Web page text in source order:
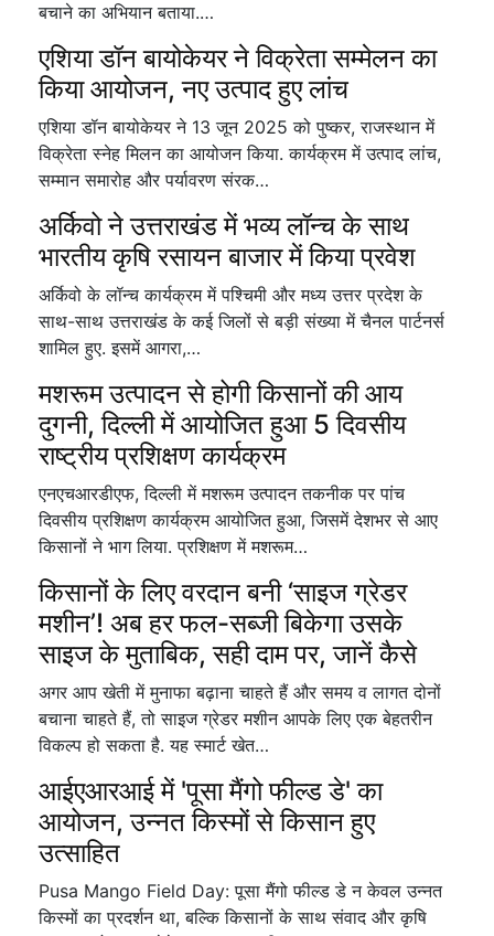
बचाने का अभियान बताया.…
एशिया डॉन बायोकेयर ने विक्रेता सम्मेलन का
किया आयोजन, नए उत्पाद हुए लांच
एशिया डॉन बायोकेयर ने 13 जून 2025 को पुष्कर, राजस्थान में
विक्रेता स्नेह मिलन का आयोजन किया. कार्यक्रम में उत्पाद लांच,
सम्मान समारोह और पर्यावरण संरक…
अर्किवो ने उत्तराखंड में भव्य लॉन्च के साथ
भारतीय कृषि रसायन बाजार में किया प्रवेश
अर्किवो के लॉन्च कार्यक्रम में पश्चिमी और मध्य उत्तर प्रदेश के
साथ-साथ उत्तराखंड के कई जिलों से बड़ी संख्या में चैनल पार्टनर्स
शामिल हुए. इसमें आगरा,…
मशरूम उत्पादन से होगी किसानों की आय
दुगनी, दिल्ली में आयोजित हुआ 5 दिवसीय
राष्ट्रीय प्रशिक्षण कार्यक्रम
एनएचआरडीएफ, दिल्ली में मशरूम उत्पादन तकनीक पर पांच
दिवसीय प्रशिक्षण कार्यक्रम आयोजित हुआ, जिसमें देशभर से आए
किसानों ने भाग लिया. प्रशिक्षण में मशरूम…
किसानों के लिए वरदान बनी ‘साइज ग्रेडर
मशीन’! अब हर फल-सब्जी बिकेगा उसके
साइज के मुताबिक, सही दाम पर, जानें कैसे
अगर आप खेती में मुनाफा बढ़ाना चाहते हैं और समय व लागत दोनों
बचाना चाहते हैं, तो साइज ग्रेडर मशीन आपके लिए एक बेहतरीन
विकल्प हो सकता है. यह स्मार्ट खेत…
आईएआरआई में 'पूसा मैंगो फील्ड डे' का
आयोजन, उन्नत किस्मों से किसान हुए
उत्साहित
Pusa Mango Field Day: पूसा मैंगो फील्ड डे न केवल उन्नत
किस्मों का प्रदर्शन था, बल्कि किसानों के साथ संवाद और कृषि